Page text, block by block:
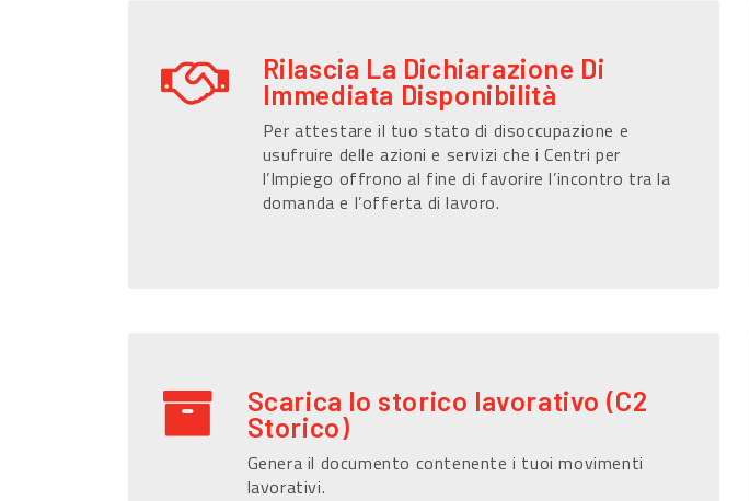
Rilascia La Dichiarazione Di
Immediata Disponibilità
Per attestare il tuo stato di disoccupazione e
usufruire delle azioni e servizi che i Centri per
l’Impiego offrono al fine di favorire l’incontro tra la
domanda e l’offerta di lavoro.
Scarica lo storico lavorativo (C2
Storico)
Genera il documento contenente i tuoi movimenti
lavorativi.